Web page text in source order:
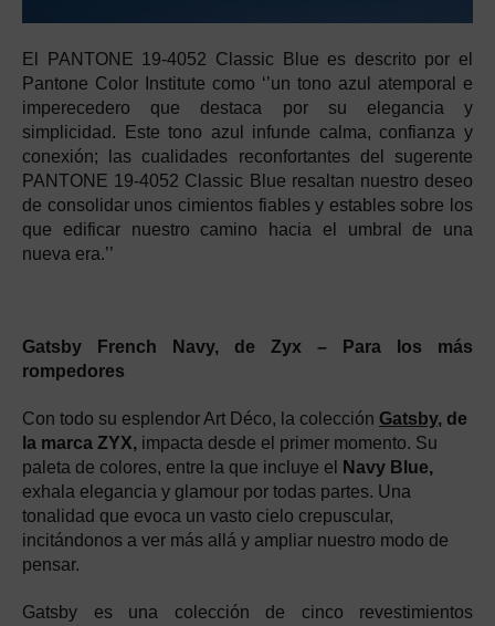
El PANTONE 19-4052 Classic Blue es descrito por el
Pantone Color Institute como ‘’un tono azul atemporal e
imperecedero que destaca por su elegancia y
simplicidad. Este tono azul infunde calma, confianza y
conexión; las cualidades reconfortantes del sugerente
PANTONE 19-4052 Classic Blue resaltan nuestro deseo
de consolidar unos cimientos fiables y estables sobre los
que edificar nuestro camino hacia el umbral de una
nueva era.’’
Gatsby French Navy, de Zyx – Para los más
rompedores
Con todo su esplendor Art Déco, la colección Gatsby, de
la marca ZYX, impacta desde el primer momento. Su
paleta de colores, entre la que incluye el
Navy Blue,
exhala elegancia y glamour por todas partes. Una
tonalidad que evoca un vasto cielo crepuscular,
incitándonos a ver más allá y ampliar nuestro modo de
pensar.
Gatsby es una colección de cinco revestimientos